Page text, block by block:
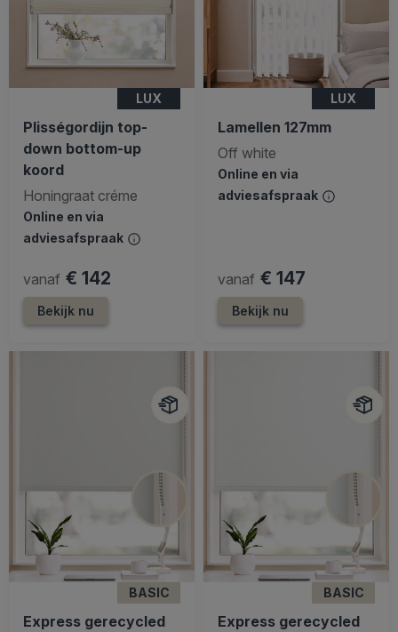
LUX
Plisségordijn top-
down bottom-up
koord
Honingraat créme
Online en via
adviesafspraak
vanaf € 142
Bekijk nu
LUX
Lamellen 127mm
Off white
Online en via
adviesafspraak
vanaf € 147
Bekijk nu
BASIC
Express gerecycled
BASIC
Express gerecycled